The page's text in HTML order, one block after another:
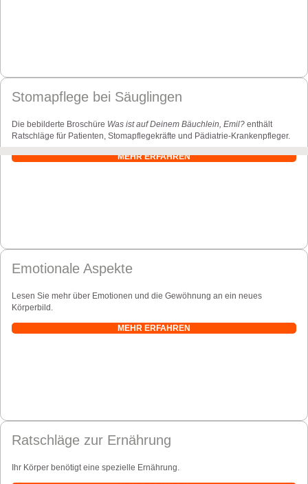
Stomapflege bei Säuglingen
Die bebilderte Broschüre Was ist auf Deinem Bäuchlein, Emil? enthält
Ratschläge für Patienten, Stomapflegekräfte und Pädiatrie-Krankenpfleger.
MEHR ERFAHREN
Emotionale Aspekte
Lesen Sie mehr über Emotionen und die Gewöhnung an ein neues
Körperbild.
MEHR ERFAHREN
Ratschläge zur Ernährung
Ihr Körper benötigt eine spezielle Ernährung.